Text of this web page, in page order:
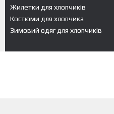
Жилетки для хлопчиків
Костюми для хлопчика
Зимовий одяг для хлопчиків